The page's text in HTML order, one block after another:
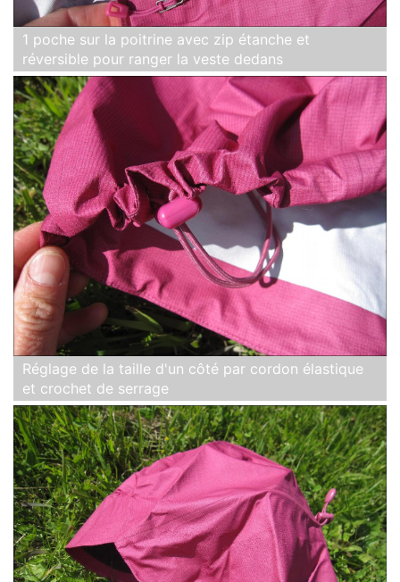
1 poche sur la poitrine avec zip étanche et
réversible pour ranger la veste dedans
Réglage de la taille d'un côté par cordon élastique
et crochet de serrage